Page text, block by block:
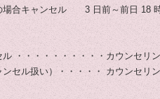
場合キャンセル 3 日前～前日 18
ル ・・・・・・・・・・カウンセリ
セル扱い）・・・・・ カウンセリ